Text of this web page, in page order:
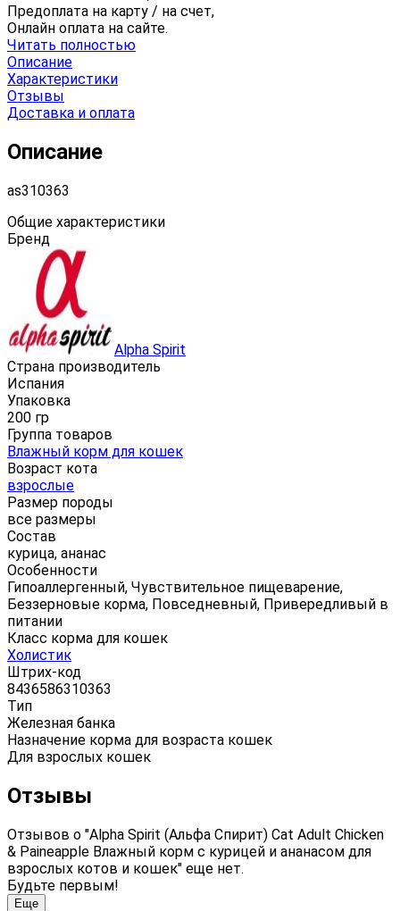
Предоплата на карту / на счет,
Онлайн оплата на сайте.
Читать полностью
Описание
Характеристики
Отзывы
Доставка и оплата
Описание
as310363
Общие характеристики
Бренд
Alpha Spirit
Страна производитель
Испания
Упаковка
200 гр
Группа товаров
Влажный корм для кошек
Возраст кота
взрослые
Размер породы
все размеры
Состав
курица, ананас
Особенности
Гипоаллергенный, Чувствительное пищеварение,
Беззерновые корма, Повседневный, Привередливый в
питании
Класс корма для кошек
Холистик
Штрих-код
8436586310363
Тип
Железная банка
Назначение корма для возраста кошек
Для взрослых кошек
Отзывы
Отзывов о "Alpha Spirit (Альфа Спирит) Cat Adult Chicken
& Paineapple Влажный корм с курицей и ананасом для
взрослых котов и кошек" еще нет.
Будьте первым!
Еще